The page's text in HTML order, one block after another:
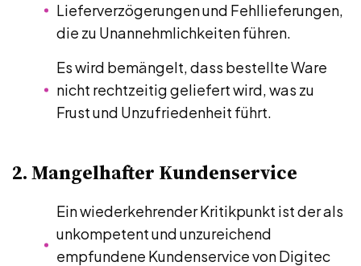
Lieferverzögerungen und Fehllieferungen,
die zu Unannehmlichkeiten führen.
Es wird bemängelt, dass bestellte Ware
nicht rechtzeitig geliefert wird, was zu
Frust und Unzufriedenheit führt.
2. Mangelhafter Kundenservice
Ein wiederkehrender Kritikpunkt ist der als
unkompetent und unzureichend
empfundene Kundenservice von Digitec